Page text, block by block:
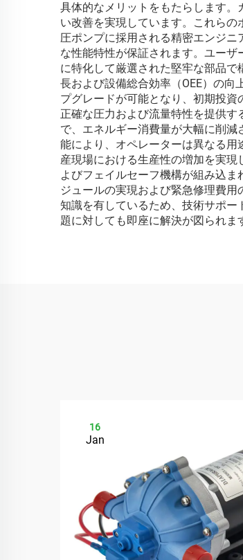
具体的なメリットをもたらします
い改善を実現しています。これら
圧ポンプに採用される精密エンジ
な性能特性が保証されます。ユー
に特化して厳選された堅牢な部品
長および設備総合効率（OEE）の
プグレードが可能となり、初期投
正確な圧力および流量特性を提供
で、エネルギー消費量が大幅に削
能により、オペレーターは異なる
産現場における生産性の増加を実
よびフェイルセーフ機構が組み込
ジュールの実現および緊急修理費
知識を有しているため、技術サポ
題に対しても即座に解決が図られま
16
Jan